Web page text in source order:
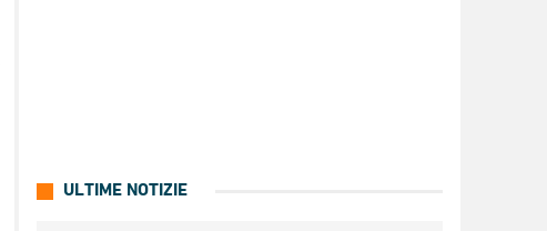
ULTIME NOTIZIE